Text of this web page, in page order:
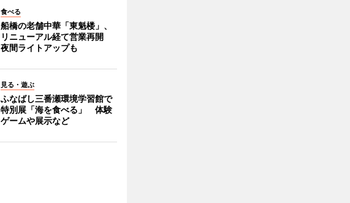
食べる
船橋の老舗中華「東魁楼」、
リニューアル経て営業再開
夜間ライトアップも
見る・遊ぶ
ふなばし三番瀬環境学習館で
特別展「海を食べる」 体験
ゲームや展示など